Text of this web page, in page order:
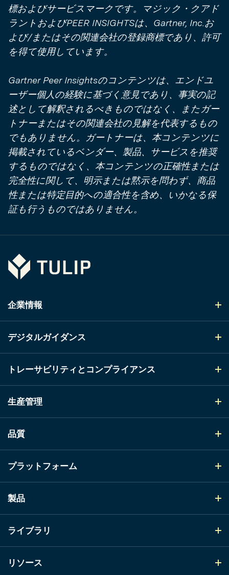
標およびサービスマークです。マジック・クアド
ラントおよびPEER INSIGHTSは、Gartner, Inc.お
よび/またはその関連会社の登録商標であり、許可
を得て使用しています。
Gartner Peer Insightsのコンテンツは、エンドユ
ーザー個人の経験に基づく意見であり、事実の記
述として解釈されるべきものではなく、またガー
トナーまたはその関連会社の見解を代表するもの
でもありません。ガートナーは、本コンテンツに
掲載されているベンダー、製品、サービスを推奨
するものではなく、本コンテンツの正確性または
完全性に関して、明示または黙示を問わず、商品
性または特定目的への適合性を含め、いかなる保
証も行うものではありません。
Tulip
企業情報
デジタルガイダンス
トレーサビリティとコンプライアンス
生産管理
品質
プラットフォーム
製品
ライブラリ
リソース